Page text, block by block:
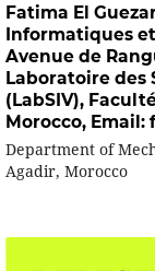
Fatima El
Informatiques et
Avenue de
Laboratoire des
(LabSIV),
Morocco,
Department of
Agadir, Morocco